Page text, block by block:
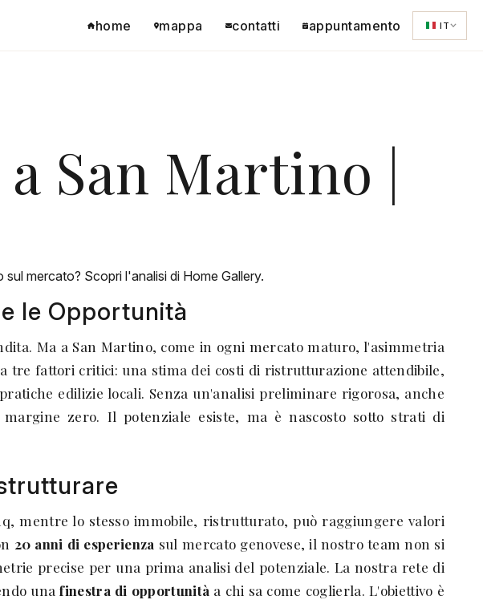
home mappa contatti appuntamento IT
San Martino |
mercato? Scopri l'analisi di Home Gallery.
le Opportunità
Ma a San Martino, come in ogni mercato maturo, l'asimmetria
tre fattori critici: una stima dei costi di ristrutturazione attendibile,
edilizie locali. Senza un'analisi preliminare rigorosa, anche
zero. Il potenziale esiste, ma è nascosto sotto strati di
mentre lo stesso immobile, ristrutturato, può raggiungere valori
20 anni di esperienza sul mercato genovese, il nostro team non si
precise per una prima analisi del potenziale. La nostra rete di
unafinestra di opportunità a chi sa come coglierla. L'obiettivo è